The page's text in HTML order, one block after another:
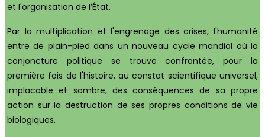
et l'organisation de l’État.
Par la multiplication et l'engrenage des crises, l'humanité
entre de plain-pied dans un nouveau cycle mondial où la
conjoncture politique se trouve confrontée, pour la
première fois de l'histoire, au constat scientifique universel,
implacable et sombre, des conséquences de sa propre
action sur la destruction de ses propres conditions de vie
biologiques.